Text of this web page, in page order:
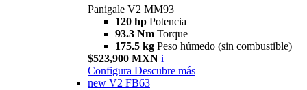
Panigale V2 MM93
120 hp Potencia
93.3 Nm Torque
175.5 kg Peso húmedo (sin combustible)
$523,900 MXN i
Configura Descubre más
new V2 FB63